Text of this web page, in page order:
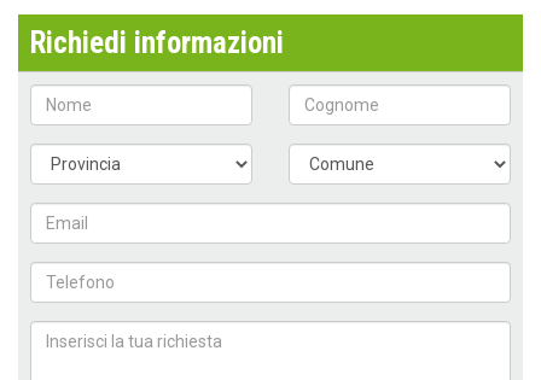
Richiedi informazioni